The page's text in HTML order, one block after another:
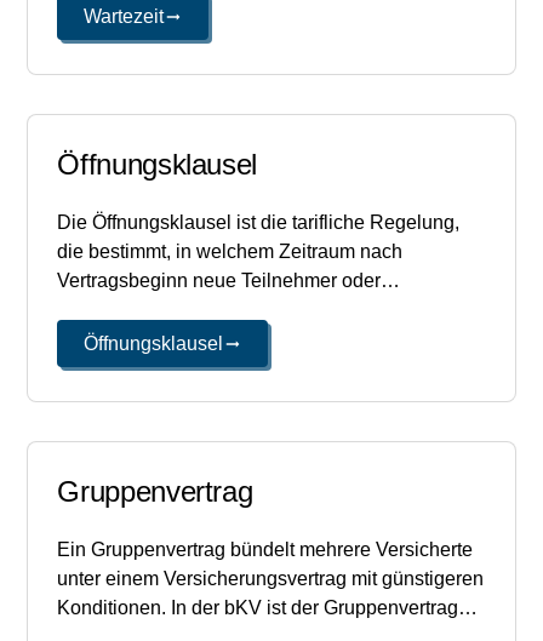
können das Budget ab dem ersten
Versicherungstag nutzen.
Wartezeit
Öffnungsklausel
Die Öffnungsklausel ist die tarifliche Regelung,
die bestimmt, in welchem Zeitraum nach
Vertragsbeginn neue Teilnehmer oder
aufgenommen werden können. Je länger das
Öffnungsfenster, desto flexibler die
Ausgestaltung.
Öffnungsklausel
Gruppenvertrag
Ein Gruppenvertrag bündelt mehrere Versicherte
unter einem Versicherungsvertrag mit günstigeren
Konditionen. In der bKV ist der Gruppenvertrag